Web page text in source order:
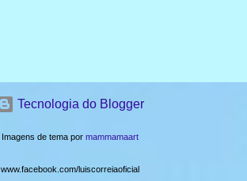
Tecnologia do Blogger
Imagens de tema por mammamaart
www.facebook.com/luiscorreiaoficial